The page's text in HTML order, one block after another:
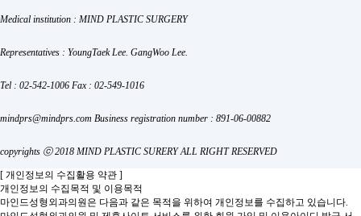
Medical institution : MIND PLASTIC SURGERY
Representatives : YoungTaek Lee. GangWoo Lee.
Tel : 02-542-1006 Fax : 02-549-1016
mindprs@mindprs.com Business registration number : 891-06-00882
copyrights ⓒ 2018 MIND PLASTIC SURERY ALL RIGHT RESERVED
[ 개인정보의 수집활용 약관 ]
개인정보의 수집목적 및 이용목적
마인드성형외과의원은 다음과 같은 목적을 위하여 개인정보를 수집하고 있습니다.